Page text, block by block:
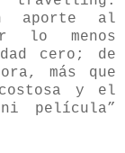
aporte al
lo menos
cero; de
más que
y el
película”